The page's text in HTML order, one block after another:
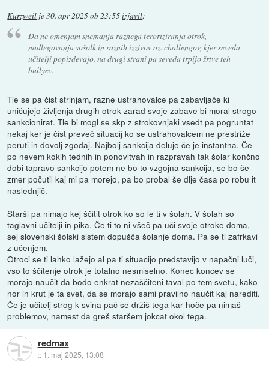
Kurzweil je30. apr 2025 ob 23:55izjavil:
Da ne omenjam snemanja raznega teroriziranja otrok,
nadlegovanja sošolk in raznih izzivov oz. challengov, kjer seveda
učitelji popizdevajo, na drugi strani pa seveda trpijo žrtve teh
bullyev.
Tle se pa čist strinjam, razne ustrahovalce pa zabavljače ki
uničujejo življenja drugih otrok zarad svoje zabave bi moral strogo
sankcionirat. Tle bi mogl se skp z strokovnjaki vsedt pa pogruntat
nekaj ker je čist preveč situacij ko se ustrahovalcem ne prestriže
peruti in dovolj zgodaj. Najbolj sankcija deluje če je instantna. Če
po nevem kokih tednih in ponovitvah in razpravah tak šolar končno
dobi tapravo sankcijo potem ne bo to vzgojna sankcija, se bo še
zmer počutil kaj mi pa morejo, pa bo probal še dlje časa po robu it
naslednjič.
Starši pa nimajo kej ščitit otrok ko so le ti v šolah. V šolah so
taglavni učitelji in pika. Če ti to ni všeč pa uči svoje otroke doma,
sej slovenski šolski sistem dopušča šolanje doma. Pa se ti zafrkavi
z učenjem.
Otroci se ti lahko lažejo al pa ti situacijo predstavijo v napačni luči,
vso to ščitenje otrok je totalno nesmiselno. Konec koncev se
morajo naučit da bodo enkrat nezaščiteni taval po tem svetu, kako
nor in krut je ta svet, da se morajo sami pravilno naučit kaj narediti.
Če je učitelj strog k svina pač se držiš tega kar hoče pa nimaš
problemov, namest da greš staršem jokcat okol tega.
redmax
:: 1. maj 2025, 13:08